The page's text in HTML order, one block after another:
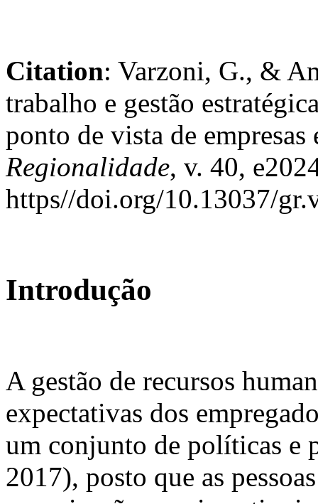
Citation: Varzoni, G., &
trabalho e gestão
ponto de vista de
Regionalidade, v. 40,
https//doi.org/10.13037/
Introdução
A gestão de recursos
expectativas dos
um conjunto de políticas e
2017), posto que as